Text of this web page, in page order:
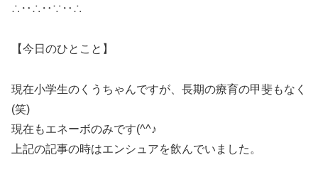
∴‥∴‥∵‥∴
【今日のひとこと】
現在小学生のくうちゃんですが、長期の療育の甲斐もなく
(笑)
現在もエネーボのみです(^^♪
上記の記事の時はエンシュアを飲んでいました。